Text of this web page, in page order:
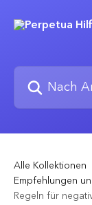
Nach Artikeln
Alle Kollektionen
Empfehlungen
Regeln für